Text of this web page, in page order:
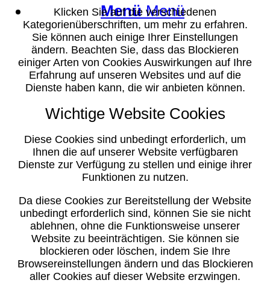
Menü Menü
Klicken Sie auf die verschiedenen
Kategorienüberschriften, um mehr zu erfahren.
Sie können auch einige Ihrer Einstellungen
ändern. Beachten Sie, dass das Blockieren
einiger Arten von Cookies Auswirkungen auf Ihre
Erfahrung auf unseren Websites und auf die
Dienste haben kann, die wir anbieten können.
Wichtige Website Cookies
Diese Cookies sind unbedingt erforderlich, um
Ihnen die auf unserer Website verfügbaren
Dienste zur Verfügung zu stellen und einige ihrer
Funktionen zu nutzen.
Da diese Cookies zur Bereitstellung der Website
unbedingt erforderlich sind, können Sie sie nicht
ablehnen, ohne die Funktionsweise unserer
Website zu beeinträchtigen. Sie können sie
blockieren oder löschen, indem Sie Ihre
Browsereinstellungen ändern und das Blockieren
aller Cookies auf dieser Website erzwingen.